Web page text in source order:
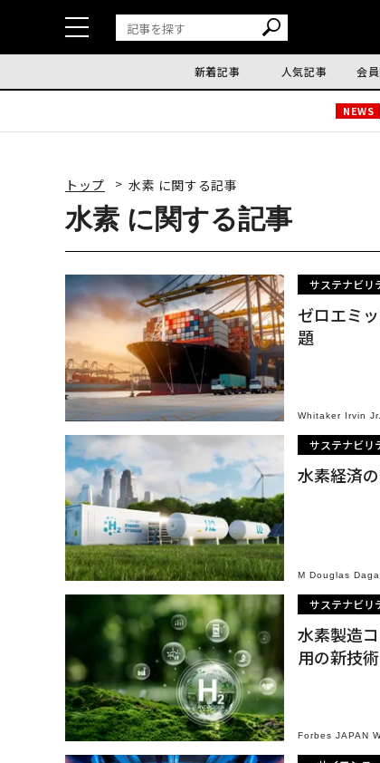
新着記事 人気記事 会
NEWS
トップ 水素 に関する記事
水素 に関する記事
サステナビリ
ゼロエミ
題
Whitaker Irvin Jr.
サステナビリ
水素経済
M Douglas
サステナビリ
水素製造
用の新技術
Forbes JAPAN